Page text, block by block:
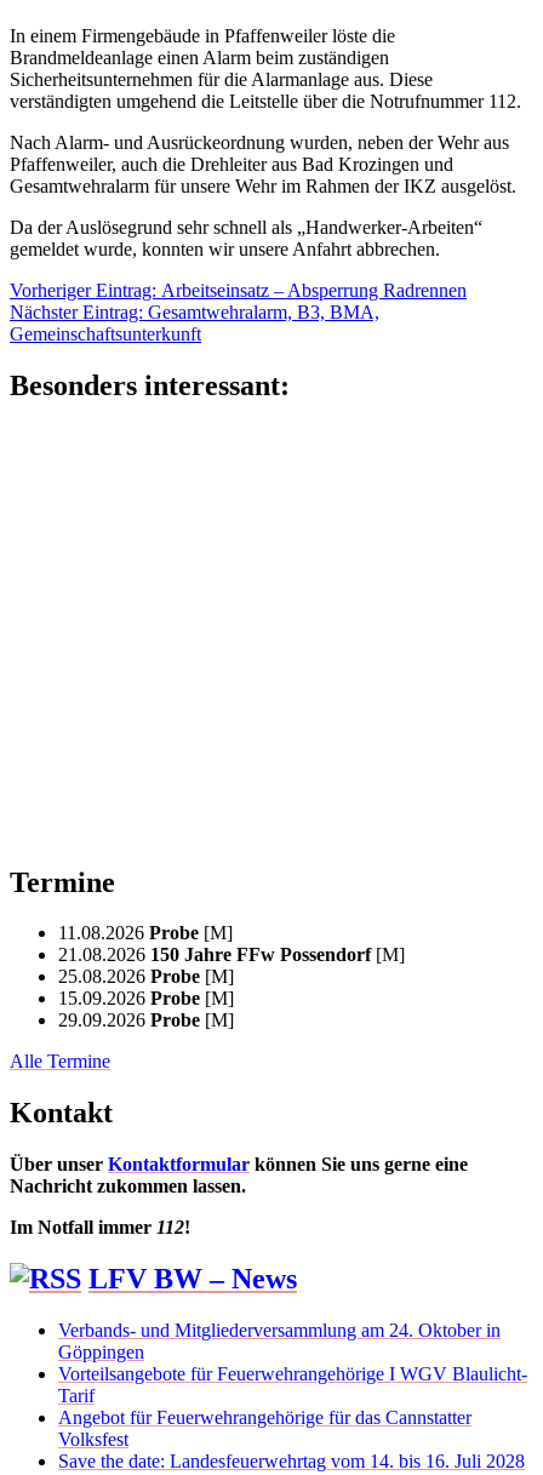
In einem Firmengebäude in Pfaffenweiler löste die
Brandmeldeanlage einen Alarm beim zuständigen
Sicherheitsunternehmen für die Alarmanlage aus. Diese
verständigten umgehend die Leitstelle über die Notrufnummer 112.
Nach Alarm- und Ausrückeordnung wurden, neben der Wehr aus
Pfaffenweiler, auch die Drehleiter aus Bad Krozingen und
Gesamtwehralarm für unsere Wehr im Rahmen der IKZ ausgelöst.
Da der Auslösegrund sehr schnell als „Handwerker-Arbeiten“
gemeldet wurde, konnten wir unsere Anfahrt abbrechen.
Beitragsnavigation
Vorheriger Eintrag: Vorheriger
Eintrag:
Arbeitseinsatz – Absperrung Radrennen
Nächster Eintrag: Nächster
Eintrag:
Gesamtwehralarm, B3, BMA,
Gemeinschaftsunterkunft
Besonders interessant:
Termine
11.08.2026 Probe [M]
21.08.2026 150 Jahre FFw Possendorf [M]
25.08.2026 Probe [M]
15.09.2026 Probe [M]
29.09.2026 Probe [M]
Alle Termine
Kontakt
Über unser Kontaktformular können Sie uns gerne eine
Nachricht zukommen lassen.
Im Notfall immer 112!
LFV BW – News
Verbands- und Mitgliederversammlung am 24. Oktober in
Göppingen
Vorteilsangebote für Feuerwehrangehörige I WGV Blaulicht-
Tarif
Angebot für Feuerwehrangehörige für das Cannstatter
Volksfest
Save the date: Landesfeuerwehrtag vom 14. bis 16. Juli 2028